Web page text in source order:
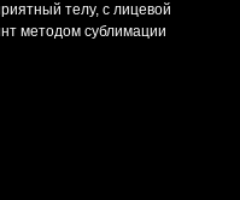
телу, с лицевой
методом сублимации